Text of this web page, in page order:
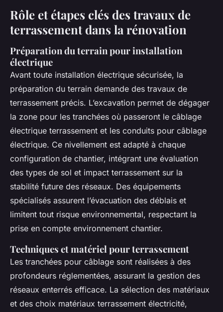
Rôle et étapes clés des travaux de
terrassement dans la rénovation
Préparation du terrain pour installation
électrique
Avant toute installation électrique sécurisée, la
préparation du terrain demande des travaux de
terrassement précis. L’excavation permet de dégager
la zone pour les tranchées où passeront le câblage
électrique terrassement et les conduits pour câblage
électrique. Ce nivellement est adapté à chaque
configuration de chantier, intégrant une évaluation
des types de sol et impact terrassement sur la
stabilité future des réseaux. Des équipements
spécialisés assurent l’évacuation des déblais et
limitent tout risque environnemental, respectant la
prise en compte environnement chantier.
Techniques et matériel pour terrassement
Les tranchées pour câblage sont réalisées à des
profondeurs réglementées, assurant la gestion des
réseaux enterrés efficace. La sélection des matériaux
et des choix matériaux terrassement électricité,